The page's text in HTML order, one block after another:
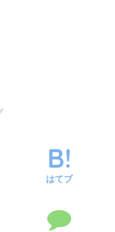
はてブ